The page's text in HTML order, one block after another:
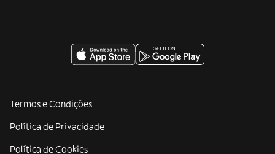
Termos e Condições
Política de Privacidade
Política de Cookies